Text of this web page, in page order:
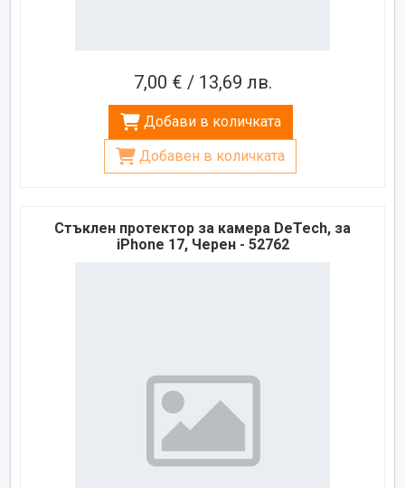
7,00 € / 13,69 лв.
Добави в количката
Добавен в количката
Стъклен протектор за камера DeTech, за
iPhone 17, Черен - 52762